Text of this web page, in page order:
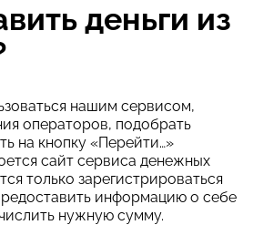
деньги из
нашим сервисом,
операторов, подобрать
на кнопку «Перейти…»
сайт сервиса денежных
только зарегистрироваться
информацию о себе
нужную сумму.